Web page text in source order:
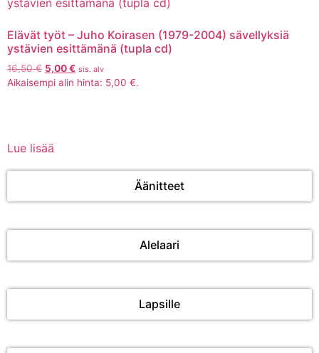
Elävät työt – Juho Koirasen (1979-2004) sävellyksiä
ystävien esittämänä (tupla cd)
16,50€ 5,00€ sis. alv
Aikaisempi alin hinta: 5,00 €.
Lue lisää
Äänitteet
Alelaari
Lapsille